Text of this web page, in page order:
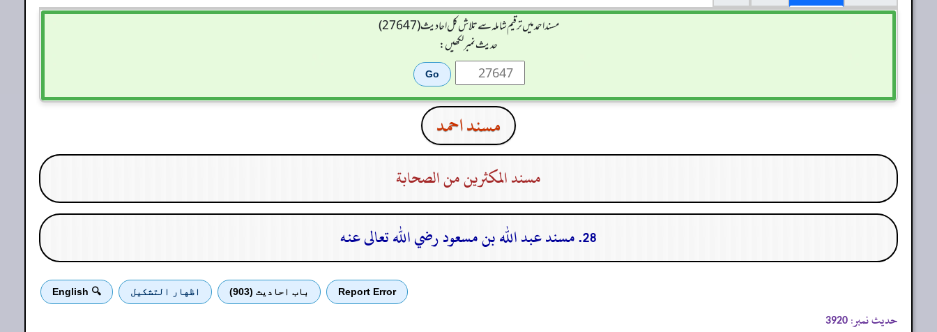
مسند احمد میں ترقیم شاملہ سے تلاش کل احادیث (27647)
حدیث نمبر لکھیں:
مسند احمد
مسند المكثرين من الصحابة
28. مسند عبد الله بن مسعود رضي الله تعالى عنه
Report Error باب احادیث (903) اظهار التشكيل 🔍 English
حدیث نمبر: 3920